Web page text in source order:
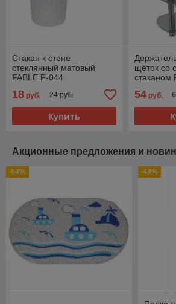
Стакан к стене
стеклянный матовый
FABLE F-044
18 руб. 24 руб.
Купить
щёток со
стаканом
54руб.
Акционные предложения и
-64% -43%